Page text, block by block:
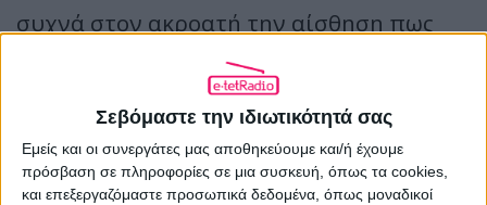
Σεβόμαστε την ιδιωτικότητά σας
Εμείς και οι συνεργάτες μας αποθηκεύουμε και/ή έχουμε
πρόσβαση σε πληροφορίες σε μια συσκευή, όπως τα cookies,
και επεξεργαζόμαστε προσωπικά δεδομένα, όπως μοναδικοί
συχνά στον ακροατή την αίσθηση πως
«ξεφυλλίζει έναν κατάλογο βιβλιοθήκης».
Στα προγράμματα ρεσιτάλ του δέκατου
ένατου αιώνα, σημειώνει, αισθάνεται
κανείς πραγματική απελευθέρωση: είναι